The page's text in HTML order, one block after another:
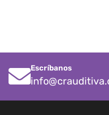
Escríbanos